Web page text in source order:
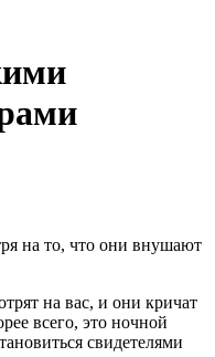
на то, что они внушают
на вас, и они кричат
всего, это ночной
свидетелями